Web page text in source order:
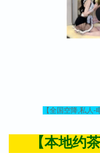
荆州益农饲料有限公司
微信400快服务人到付
这个舞台·任你飞跃
【全国空降,私人-
【本地约